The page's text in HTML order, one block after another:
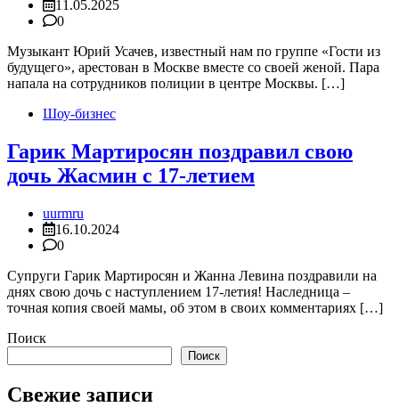
11.05.2025
0
Музыкант Юрий Усачев, известный нам по группе «Гости из
будущего», арестован в Москве вместе со своей женой. Пара
напала на сотрудников полиции в центре Москвы. […]
Шоу-бизнес
Гарик Мартиросян поздравил свою
дочь Жасмин с 17-летием
uurmru
16.10.2024
0
Супруги Гарик Мартиросян и Жанна Левина поздравили на
днях свою дочь с наступлением 17-летия! Наследница –
точная копия своей мамы, об этом в своих комментариях […]
Поиск
Поиск
Свежие записи